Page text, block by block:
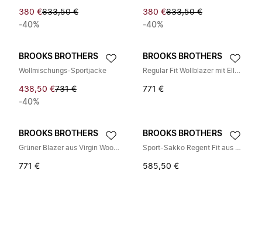
380 €633,50 €
-40%
380 €633,50 €
-40%
BROOKS BROTHERS
Wollmischungs-Sportjacke
438,50 €731 €
-40%
BROOKS BROTHERS
Regular Fit Wollblazer mit Ellenbogen-Patches
771 €
BROOKS BROTHERS
Grüner Blazer aus Virgin Wool-Cashmere-Mischung
771 €
BROOKS BROTHERS
Sport-Sakko Regent Fit aus Moleskin
585,50 €